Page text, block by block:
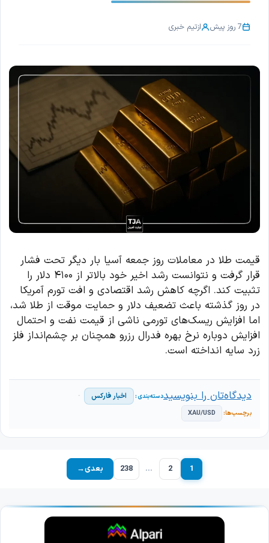
7 روز پیش ازتیم خبری
قیمت طلا در معاملات روز جمعه آسیا بار دیگر تحت فشار
قرار گرفت و نتوانست رشد اخیر خود بالاتر از ۴۱۰۰ دلار را
تثبیت کند. اگرچه کاهش رشد اقتصادی و افت تورم آمریکا
در روز گذشته باعث تضعیف دلار و حمایت موقت از طلا شد،
اما افزایش ریسک‌های تورمی ناشی از قیمت نفت و احتمال
افزایش دوباره نرخ بهره فدرال رزرو همچنان بر چشم‌انداز فلز
زرد سایه انداخته است.
اخبار فارکس
XAU/USD
دیدگاه‌تان را بنویسید
برگه1 برگه2
… برگه
238 بعدی→